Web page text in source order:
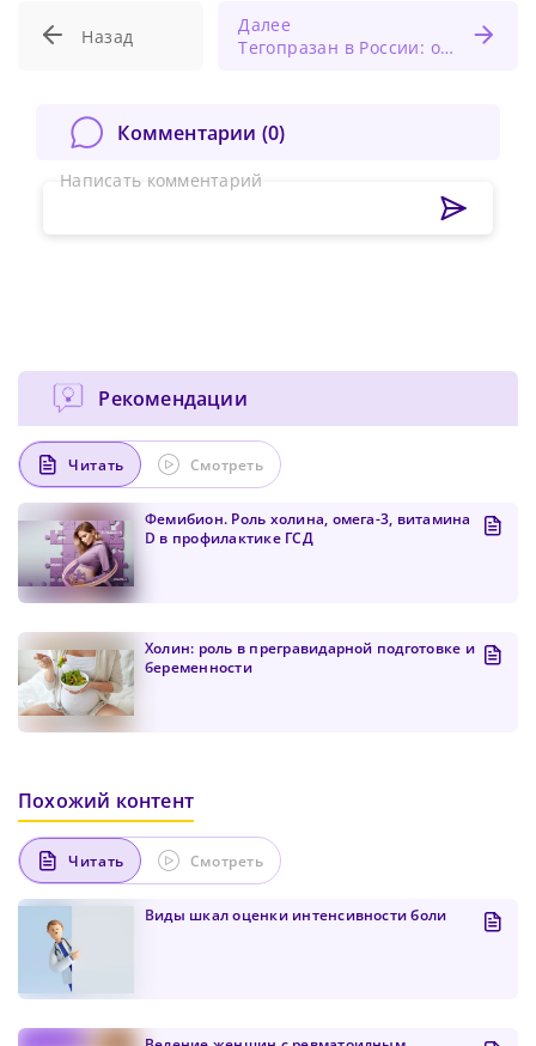
Назад
Далее
Тегопразан в России: обзор публикации о К-КБК
Комментарии (0)
Написать комментарий
Рекомендации
Читать Смотреть
Фемибион. Роль холина, омега-3, витамина
D в профилактике ГСД
Холин: роль в прегравидарной подготовке и
беременности
Похожий контент
Читать Смотреть
Виды шкал оценки интенсивности боли